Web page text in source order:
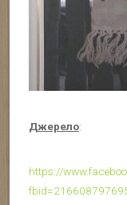
Джерело:
https://